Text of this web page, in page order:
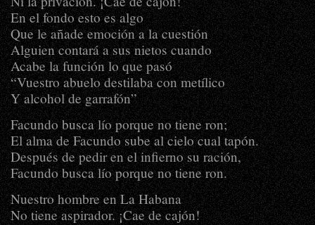
En el fondo esto es algo
Que le añade emoción a la cuestión
Alguien contará a sus nietos cuando
Acabe la función lo que pasó
“Vuestro abuelo destilaba con metílico
Y alcohol de garrafón”
Facundo busca lío porque no tiene ron;
El alma de Facundo sube al cielo cual tapón.
Después de pedir en el infierno su ración,
Facundo busca lío porque no tiene ron.
Nuestro hombre en La Habana
No tiene aspirador. ¡Cae de cajón!